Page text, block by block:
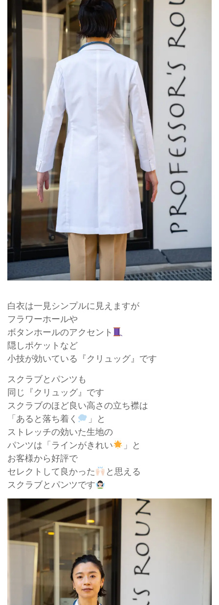
白衣は一見シンプルに見えますが
フラワーホールや
ボタンホールのアクセント
隠しポケットなど
小技が効いている『クリュッグ』です
スクラブとパンツも
同じ『クリュッグ』です
スクラブのほど良い高さの立ち襟は
「あると落ち着く
」と
ストレッチの効いた生地の
パンツは「ラインがきれい
」と
お客様から好評で
セレクトして良かった
と思える
スクラブとパンツです